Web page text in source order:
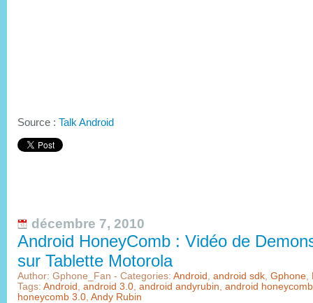
Source : Talk Android
décembre 7, 2010
Android HoneyComb : Vidéo de
sur Tablette Motorola
Author: Gphone_Fan - Categories: Android , android sdk, Gphone,
Tags: Android , android 3.0, android andyrubin, android honeycomb
honeycomb 3.0, Andy Rubin